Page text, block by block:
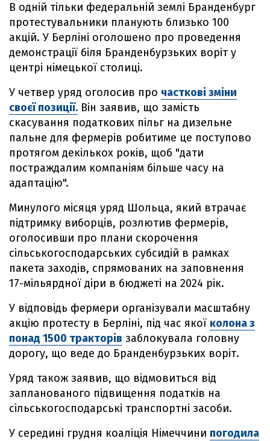
В одній тільки федеральній землі Бранденбург
протестувальники планують близько 100
акцій. У Берліні оголошено про проведення
демонстрації біля Бранденбурзьких воріт у
центрі німецької столиці.
У четвер уряд оголосив про часткові зміни
своєї позиції. Він заявив, що замість
скасування податкових пільг на дизельне
пальне для фермерів робитиме це поступово
протягом декількох років, щоб "дати
постраждалим компаніям більше часу на
адаптацію".
Минулого місяця уряд Шольца, який втрачає
підтримку виборців, розлютив фермерів,
оголосивши про плани скорочення
сільськогосподарських субсидій в рамках
пакета заходів, спрямованих на заповнення
17-мільярдної діри в бюджеті на 2024 рік.
У відповідь фермери організували масштабну
акцію протесту в Берліні, під час якої колона з
понад 1500 тракторів заблокувала головну
дорогу, що веде до Бранденбурзьких воріт.
Уряд також заявив, що відмовиться від
запланованого підвищення податків на
сільськогосподарські транспортні засоби.
У середині грудня коаліція Німеччини погодила